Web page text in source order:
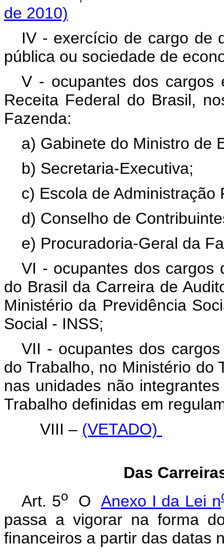
de 2010)
IV - exercício de cargo de
pública ou sociedade de
V - ocupantes dos cargos
Receita Federal do Brasil,
Fazenda:
a) Gabinete do Ministro de
b) Secretaria-Executiva;
c) Escola de
d) Conselho de
e) Procuradoria-Geral da
VI - ocupantes dos cargos
do Brasil da Carreira de
Ministério da Previdência
Social - INSS;
VII - ocupantes dos
do Trabalho, no Ministério do
nas unidades não
Trabalho definidas em
VIII – (VETADO)
Das
Art. 5oO Anexo I da Lei n
passa a vigorar na forma
financeiros a partir das datas